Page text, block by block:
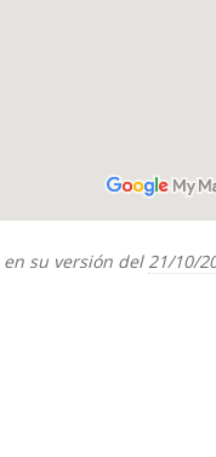
en su versión del21/10/